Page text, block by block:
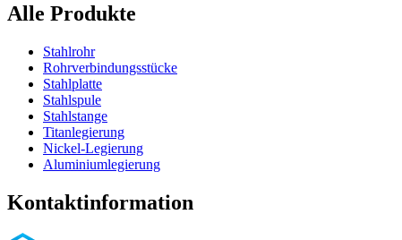
Alle Produkte
Stahlrohr
Rohrverbindungsstücke
Stahlplatte
Stahlspule
Stahlstange
Titanlegierung
Nickel-Legierung
Aluminiumlegierung
Kontaktinformation